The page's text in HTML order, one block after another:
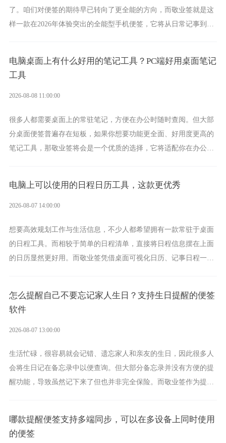
了。咱们对便签的期待早已转向了更全能的方向，而敬业签就是这
样一款在2026年体验突出的全能型手机便签，它将从日常记事到时
电脑桌面上有什么好用的笔记工具？PC端好用桌面笔记
工具
2026-08-08 11:00:00
很多人都需要桌面上的常驻笔记，方便在办公时随时查阅。但大部
分桌面便签普遍存在短板，如果你想要功能更全面、好用度更高的
笔记工具，那敬业签将会是一个优质的选择，它将适配你在办公、
电脑上可以使用的日程日历工具，这款更优秀
2026-08-07 14:00:00
想要高效规划工作与生活信息，不少人都希望拥有一款常驻于桌面
的日程工具。而相较于简单的日程清单，直接将日程信息摆在上面
的日历显然更好用。而敬业签凭借桌面可视化日历、记事日程一体
怎么提醒自己不要忘记家人生日？支持生日提醒的便签
软件
2026-08-07 13:00:00
生活忙碌，很容易就会记错、遗忘家人和亲友的生日，因此很多人
会将生日记在备忘录中以便查询。但大部分备忘录并没有方便的提
醒功能，导致虽然记下来了但也并非完全保险。而敬业签作为提醒
哪款提醒便签支持多端同步，可以在多设备上同时使用
的便签